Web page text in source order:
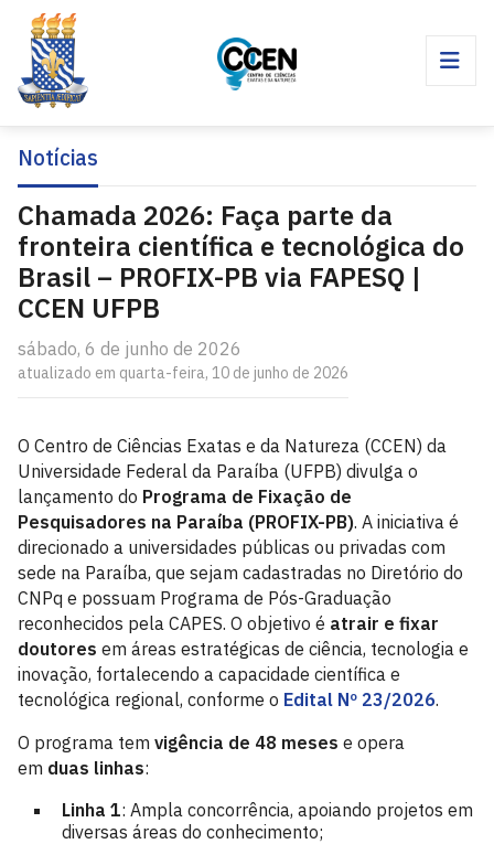
Notícias
Chamada 2026: Faça parte da
fronteira científica e tecnológica do
Brasil – PROFIX-PB via FAPESQ |
CCEN UFPB
sábado, 6 de junho de 2026
atualizado em quarta-feira, 10 de junho de 2026
O Centro de Ciências Exatas e da Natureza (CCEN) da
Universidade Federal da Paraíba (UFPB) divulga o
lançamento do Programa de Fixação de
Pesquisadores na Paraíba (PROFIX-PB). A iniciativa é
direcionado a universidades públicas ou privadas com
sede na Paraíba, que sejam cadastradas no Diretório do
CNPq e possuam Programa de Pós-Graduação
reconhecidos pela CAPES. O objetivo é atrair e fixar
doutores em áreas estratégicas de ciência, tecnologia e
inovação, fortalecendo a capacidade científica e
tecnológica regional, conforme o Edital Nº 23/2026.
O programa tem vigência de 48 meses e opera
em duas linhas:
Linha 1: Ampla concorrência, apoiando projetos em
diversas áreas do conhecimento;